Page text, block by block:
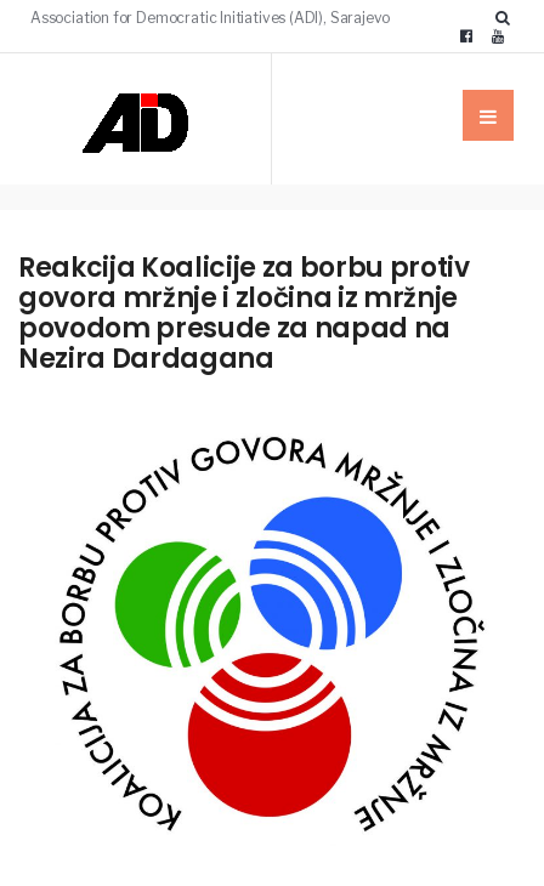
Association for Democratic Initiatives (ADI), Sarajevo
Reakcija Koalicije za borbu protiv
govora mržnje i zločina iz mržnje
povodom presude za napad na
Nezira Dardagana